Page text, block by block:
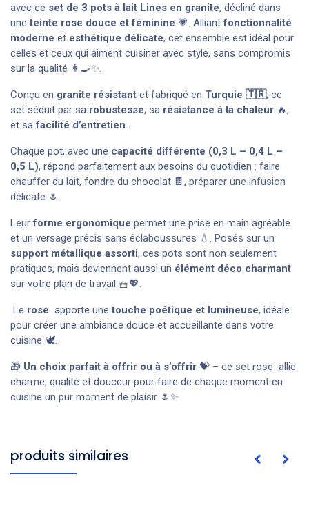
avec ce set de 3 pots à lait Lines en granite, décliné dans
uneteinte rose douce et féminine 💗. Alliantfonctionnalité
moderne et esthétique délicate, cet ensemble est idéal pour
celles et ceux qui aiment cuisiner avec style, sans compromis
sur la qualité 👩‍🍳✨.
Conçu en granite résistant et fabriqué en Turquie 🇹🇷, ce
set séduit par sa robustesse, sa résistance à la chaleur 🔥,
et safacilité d’entretien .
Chaque pot, avec une capacité différente (0,3 L – 0,4 L –
0,5 L), répond parfaitement aux besoins du quotidien : faire
chauffer du lait, fondre du chocolat 🍫, préparer une infusion
délicate 🌷.
Leurforme ergonomique permet une prise en main agréable
et un versage précis sans éclaboussures 💧. Posés sur un
support métallique assorti, ces pots sont non seulement
pratiques, mais deviennent aussi un élément déco charmant
sur votre plan de travail 🧺💖.
Le rose apporte unetouche poétique et lumineuse, idéale
pour créer une ambiance douce et accueillante dans votre
cuisine 🕊️.
🎁 Un choix parfait à offrir ou à s’offrir 💝 – ce set rose allie
charme, qualité et douceur pour faire de chaque moment en
cuisine un pur moment de plaisir 🌷✨
produits similaires